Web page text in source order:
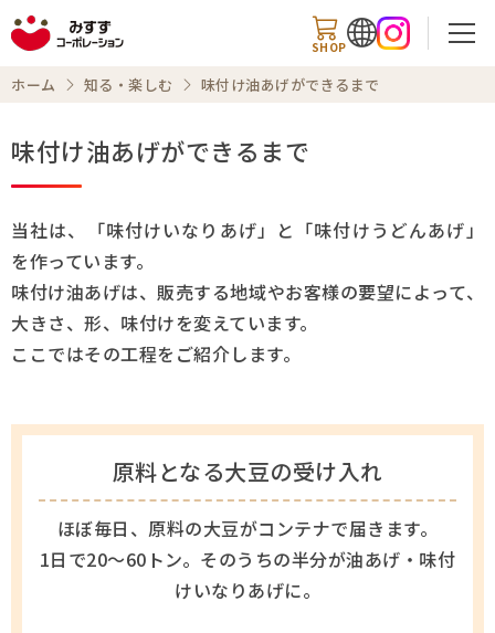
SHOP
商品情報
知る・楽しむ
お知らせ
採用情報
ホーム 知る・楽しむ 味付け油あげができるまで
味付け油あげができるまで
当社は、「味付けいなりあげ」と「味付けうどんあげ」
を作っています。
味付け油あげは、販売する地域やお客様の要望によって、
大きさ、形、味付けを変えています。
ここではその工程をご紹介します。
原料となる大豆の受け入れ
ほぼ毎日、原料の大豆がコンテナで届きます。
1日で20～60トン。そのうちの半分が油あげ・味付
けいなりあげに。